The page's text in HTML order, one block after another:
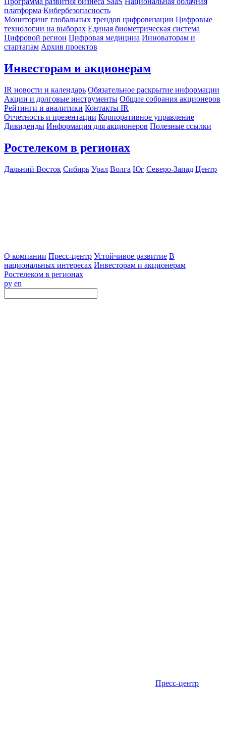
платформа Кибербезопасность
Мониторинг глобальных трендов цифровизации Цифровые
технологии на выборах Единая биометрическая система
Цифровой регион Цифровая медицина Инноваторам и
стартапам Архив проектов
Инвесторам и акционерам
IR новости и календарь Обязательное раскрытие информации
Акции и долговые инструменты Общие собрания акционеров
Рейтинги и аналитики Контакты IR
Отчетность и презентации Корпоративное управление
Дивиденды Информация для акционеров Полезные ссылки
Ростелеком в регионах
Дальний Восток Сибирь Урал Волга Юг Северо-Запад Центр
О компании Пресс-центр Устойчивое развитие В
национальных интересах Инвесторам и акционерам
Ростелеком в регионах
ру en
Пресс-центр